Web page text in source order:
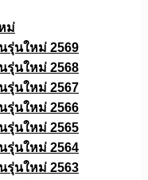
ม่
รุ่นใหม่ 2569
รุ่นใหม่ 2568
รุ่นใหม่ 2567
รุ่นใหม่ 2566
รุ่นใหม่ 2565
รุ่นใหม่ 2564
รุ่นใหม่ 2563